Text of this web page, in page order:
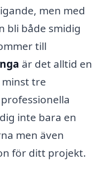
men med
bli både smidig
till
är det alltid en
tre
inte bara en
men även
för ditt projekt.